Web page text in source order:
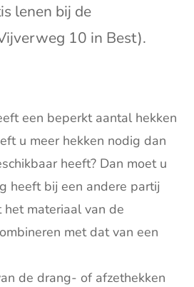
lenen bij de
10 in Best).
een beperkt aantal hekken
u meer hekken nodig dan
heeft? Dan moet u
heeft bij een andere partij
het materiaal van de
met dat van een
de drang- of afzethekken